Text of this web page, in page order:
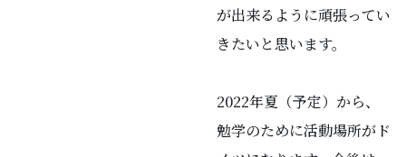
が出来るように頑張ってい
きたいと思います。
2022年夏（予定）から、
勉学のために活動場所がド